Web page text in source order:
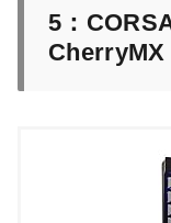
5：
CherryMX